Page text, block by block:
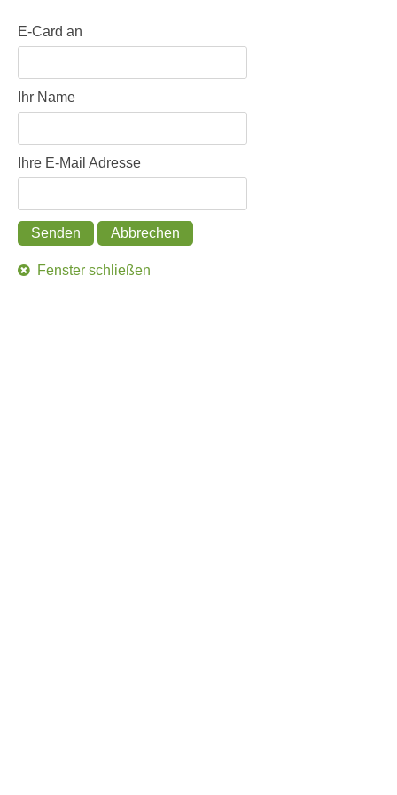
E-Card an
Ihr Name
Ihre E-Mail Adresse
Senden Abbrechen
Fenster schließen